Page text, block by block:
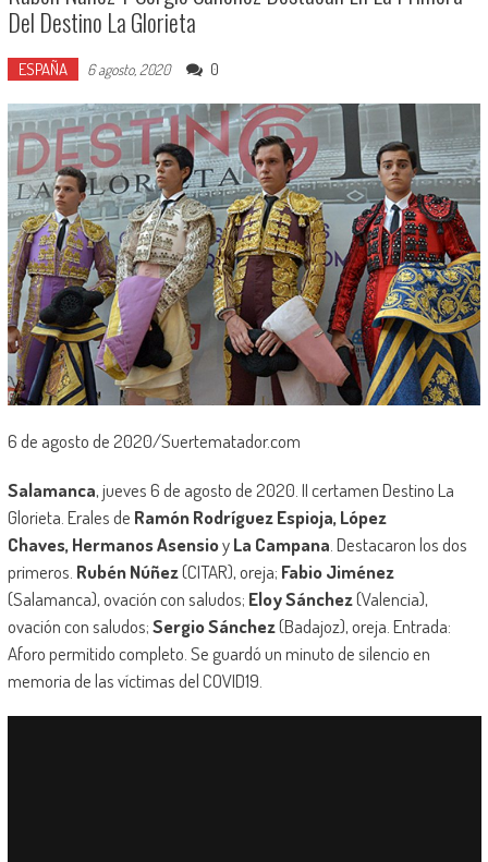
Del Destino La Glorieta
ESPAÑA 6 agosto, 2020 0
6 de agosto de 2020/Suertematador.com
Salamanca, jueves 6 de agosto de 2020. II certamen Destino La
Glorieta. Erales de Ramón Rodríguez Espioja, López
Chaves, Hermanos AsensioyLa Campana . Destacaron los dos
primeros. Rubén Núñez(CITAR), oreja; Fabio Jiménez
(Salamanca), ovación con saludos; Eloy Sánchez(Valencia),
ovación con saludos;Sergio Sánchez(Badajoz), oreja. Entrada:
Aforo permitido completo. Se guardó un minuto de silencio en
memoria de las víctimas del COVID19.